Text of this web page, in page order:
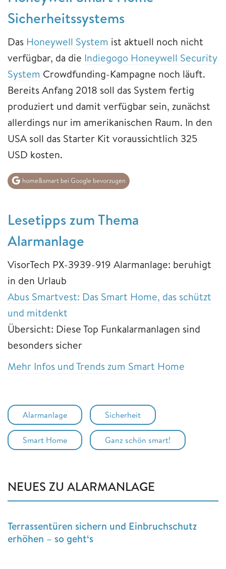
Sicherheitssystems
Das Honeywell System ist aktuell noch nicht
verfügbar, da die Indiegogo Honeywell Security
System Crowdfunding-Kampagne noch läuft.
Bereits Anfang 2018 soll das System fertig
produziert und damit verfügbar sein, zunächst
allerdings nur im amerikanischen Raum. In den
USA soll das Starter Kit voraussichtlich 325
USD kosten.
home&smart bei Google bevorzugen
Lesetipps zum Thema
Alarmanlage
VisorTech PX-3939-919 Alarmanlage: beruhigt
in den Urlaub
Abus Smartvest: Das Smart Home, das schützt
und mitdenkt
Übersicht: Diese Top Funkalarmanlagen sind
besonders sicher
Mehr Infos und Trends zum Smart Home
Alarmanlage Sicherheit
Smart Home Ganz schön smart!
NEUES ZU ALARMANLAGE
Terrassentüren sichern und Einbruchschutz
erhöhen – so geht‘s